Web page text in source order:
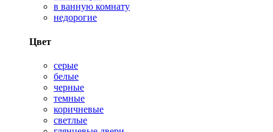
в ванную комнату
недорогие
Цвет
серые
белые
черные
темные
коричневые
светлые